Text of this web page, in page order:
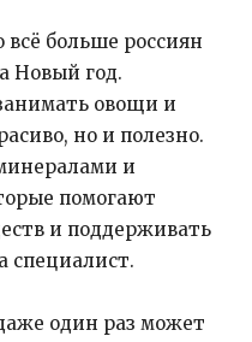
всё больше россиян
Новый год.
овощи и
но и полезно.
и
помогают
и поддерживать
специалист.
один раз может